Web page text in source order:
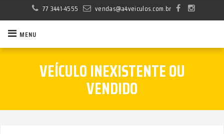
77 3441-4555 vendas@a4veiculos.com.br
MENU
VEÍCULO INEXISTENTE OU
VENDIDO